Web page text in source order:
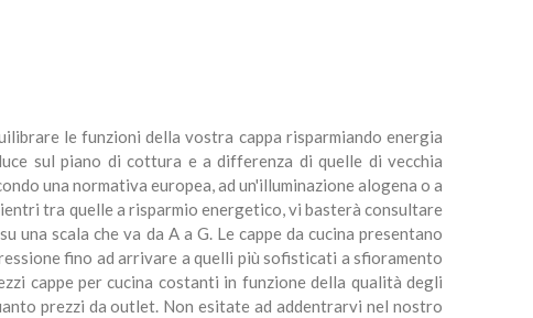
le funzioni della vostra cappa risparmiando energia
sul piano di cottura e a differenza di quelle di vecchia
una normativa europea, ad un'illuminazione alogena o a
tra quelle a risparmio energetico, vi basterà consultare
scala che va da A a G. Le cappe da cucina presentano
fino ad arrivare a quelli più sofisticati a sfioramento
cappe per cucina costanti in funzione della qualità degli
prezzi da outlet. Non esitate ad addentrarvi nel nostro